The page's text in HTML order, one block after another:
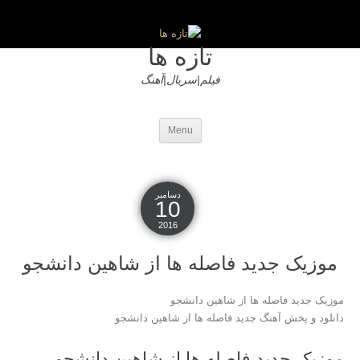
تازه ها
فیلم|سریال|آهنگ
Menu
دسامبر
10
2016
موزیک جدید فاصله ها از شاهین دانشجو
موزیک جدید فاصله ها از شاهین دانشجو
دانلود و پخش آهنگ جدید فاصله ها از شاهین دانشجو